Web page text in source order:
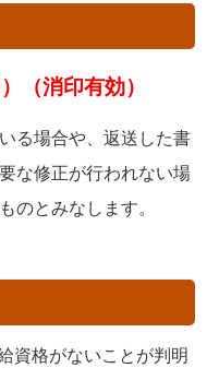
（消印有効）
る場合や、返送した書
な修正が⾏われない場
のとみなします。
資格がないことが判明